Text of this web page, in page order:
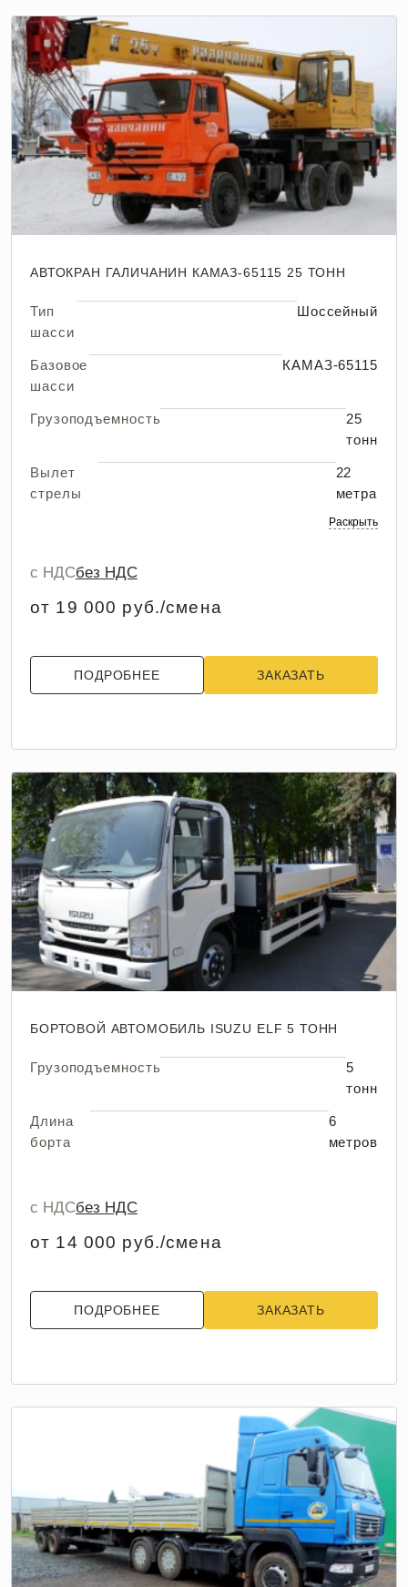
АВТОКРАН ГАЛИЧАНИН КАМАЗ-65115 25 ТОНН
Тип
шасси
Шоссейный
Базовое
шасси
КАМАЗ-65115
Грузоподъемность
25
тонн
Вылет
стрелы
22
метра
Раскрыть
с НДСбез НДС
от 19 000 руб./смена
ПОДРОБНЕЕ ЗАКАЗАТЬ
БОРТОВОЙ АВТОМОБИЛЬ ISUZU ELF 5 ТОНН
Грузоподъемность
5
тонн
Длина
борта
6
метров
с НДСбез НДС
от 14 000 руб./смена
ПОДРОБНЕЕ ЗАКАЗАТЬ